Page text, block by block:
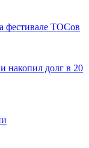
фестивале ТОСов
накопил долг в 20